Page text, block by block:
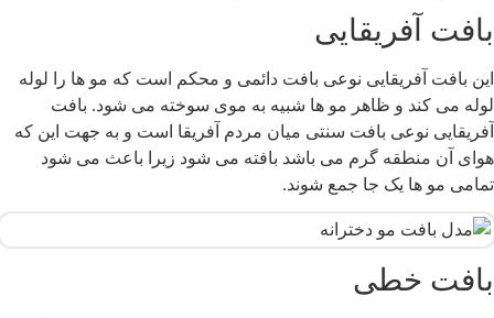
آفریقایی
بافت آفریقایی نوعی بافت دائمی و محکم است که مو ها را لوله
می کند و ظاهر مو ها شبیه به موی سوخته می شود. بافت
نوعی بافت سنتی میان مردم آفریقا است و به جهت این که
آن منطقه گرم می باشد بافته می شود زیرا باعث می شود
مو ها یک جا جمع شوند.
خطی